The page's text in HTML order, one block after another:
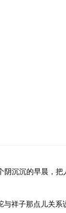
沉沉的早晨，把
祥子那点儿关系